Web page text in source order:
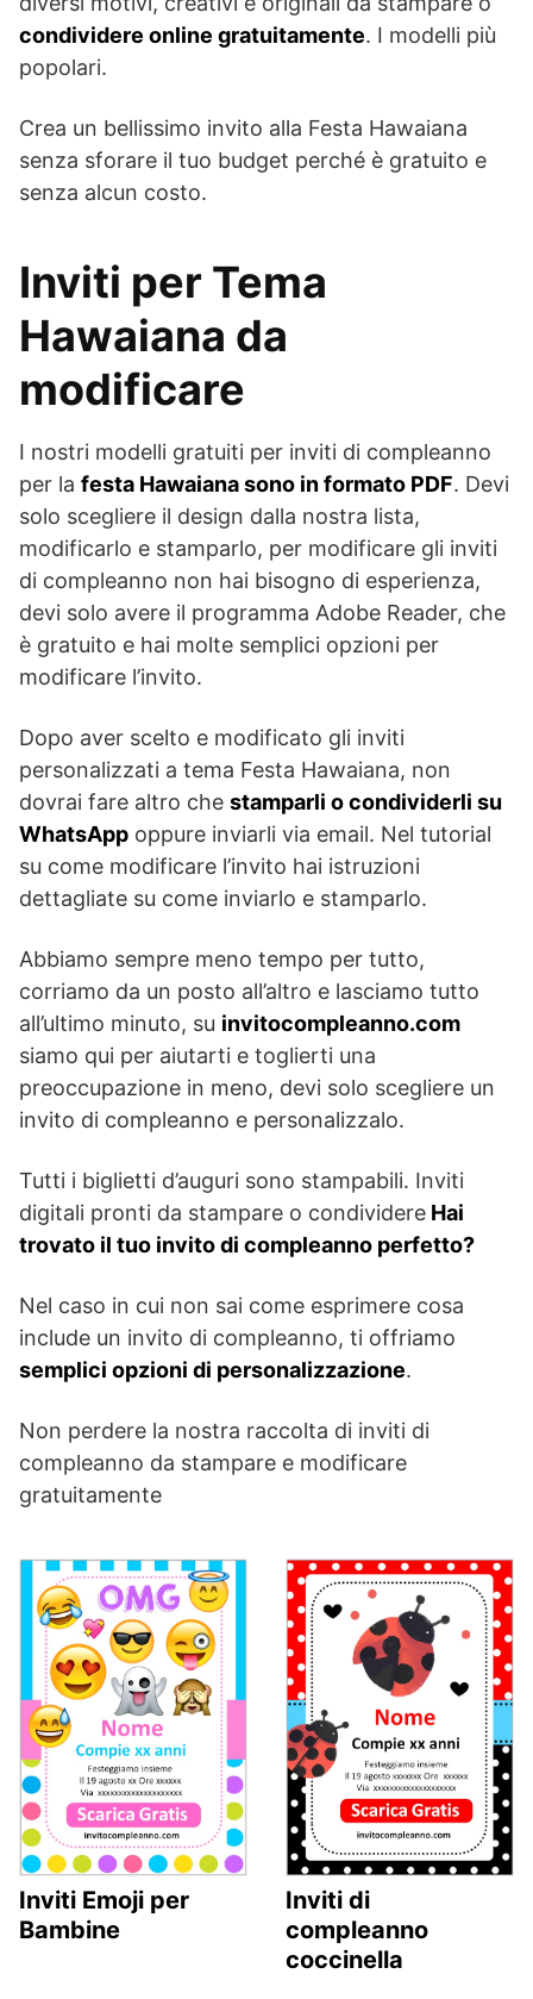
condividere online gratuitamente. I modelli più
popolari.
Crea un bellissimo invito alla Festa Hawaiana
senza sforare il tuo budget perché è gratuito e
senza alcun costo.
Inviti per Tema
Hawaiana da
modificare
I nostri modelli gratuiti per inviti di compleanno
per la festa Hawaiana sono in formato PDF. Devi
solo scegliere il design dalla nostra lista,
modificarlo e stamparlo, per modificare gli inviti
di compleanno non hai bisogno di esperienza,
devi solo avere il programma Adobe Reader, che
è gratuito e hai molte semplici opzioni per
modificare l’invito.
Dopo aver scelto e modificato gli inviti
personalizzati a tema Festa Hawaiana, non
dovrai fare altro che stamparli o condividerli su
WhatsApp oppure inviarli via email. Nel tutorial
su come modificare l’invito hai istruzioni
dettagliate su come inviarlo e stamparlo.
Abbiamo sempre meno tempo per tutto,
corriamo da un posto all’altro e lasciamo tutto
all’ultimo minuto, su invitocompleanno.com
siamo qui per aiutarti e toglierti una
preoccupazione in meno, devi solo scegliere un
invito di compleanno e personalizzalo.
Tutti i biglietti d’auguri sono stampabili. Inviti
digitali pronti da stampare o condividere Hai
trovato il tuo invito di compleanno perfetto?
Nel caso in cui non sai come esprimere cosa
include un invito di compleanno, ti offriamo
semplici opzioni di personalizzazione.
Non perdere la nostra raccolta di inviti di
compleanno da stampare e modificare
gratuitamente
Inviti Emoji per
Bambine
Inviti di
compleanno
coccinella